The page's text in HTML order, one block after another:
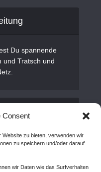
Consent
zu bieten, verwenden wir
zu speichern und/oder darauf
wir Daten wie das Surfverhalten
Du spannende
und Tratsch und